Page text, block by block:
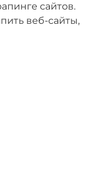
сайтов.
веб-сайты,